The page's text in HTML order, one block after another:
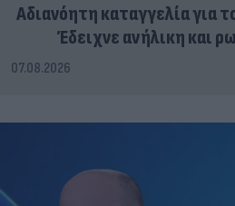
Αδιανόητη καταγγελία για
Έδειχνε ανήλικη και
07.08.2026